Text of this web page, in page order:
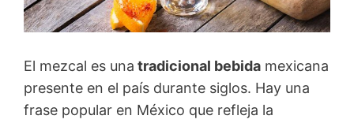
El mezcal es una tradicional bebida mexicana
presente en el país durante siglos. Hay una
frase popular en México que refleja la